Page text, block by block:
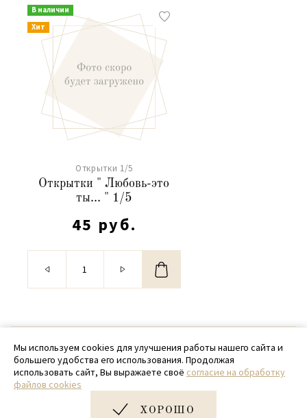
В наличии
Хит
Открытки 1/5
Открытки " Любовь-это
ты... " 1/5
45 руб.
© 2020 - 2026 SamPack
+ 7 (918) 699-97-87
zakaz@sampack.store
Мы используем cookies для улучшения работы нашего сайта и
большего удобства его использования. Продолжая
использовать сайт, Вы выражаете своё согласие на обработку
файлов cookies
ХОРОШО